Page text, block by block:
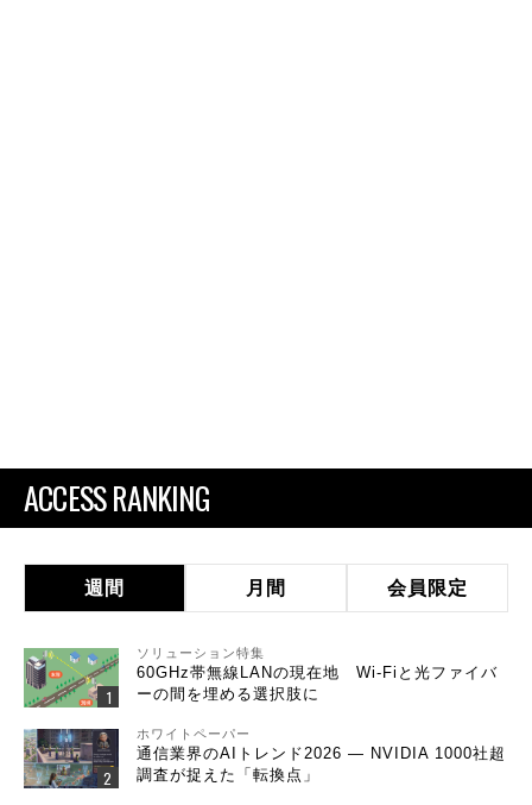
ACCESS RANKING
週間 月間 会員限定
ソリューション特集
60GHz帯無線LANの現在地 Wi-Fiと光ファイバ
ーの間を埋める選択肢に
ホワイトペーパー
通信業界のAIトレンド2026 ― NVIDIA 1000社超
調査が捉えた「転換点」